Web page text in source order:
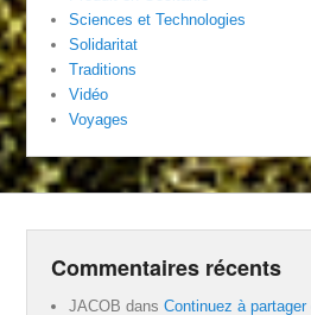
Sciences et Technologies
Solidaritat
Traditions
Vidéo
Voyages
Commentaires récents
JACOB dansContinuez à